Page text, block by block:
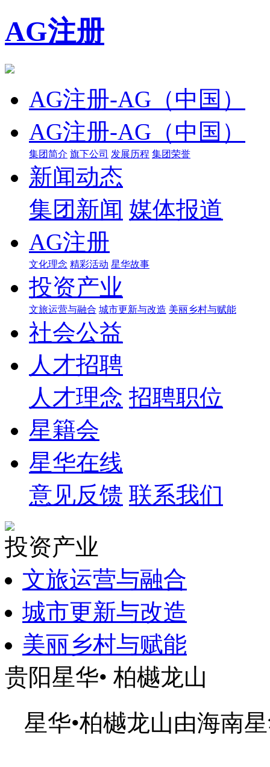
AG注册
AG注册-AG（中国）
AG注册-AG（中国）
集团简介 旗下公司 发展历程 集团荣誉
新闻动态
集团新闻 媒体报道
AG注册
文化理念 精彩活动 星华故事
投资产业
文旅运营与融合 城市更新与改造 美丽乡村与赋能
社会公益
人才招聘
人才理念 招聘职位
星籍会
星华在线
意见反馈 联系我们
投资产业
文旅运营与融合
城市更新与改造
美丽乡村与赋能
贵阳星华• 柏樾龙山
星华•柏樾龙山由海南